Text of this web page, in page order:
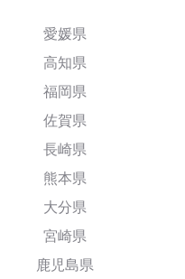
愛媛県
高知県
福岡県
佐賀県
長崎県
熊本県
大分県
宮崎県
鹿児島県